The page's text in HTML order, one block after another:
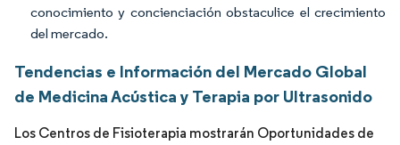
conocimiento y concienciación obstaculice el crecimiento
del mercado.
Tendencias e Información del Mercado Global
de Medicina Acústica y Terapia por Ultrasonido
Los Centros de Fisioterapia mostrarán Oportunidades de